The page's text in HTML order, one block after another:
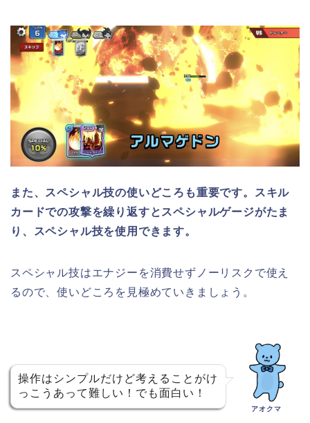
また、スペシャル技の使いどころも重要です。スキル
カードでの攻撃を繰り返すとスペシャルゲージがたま
り、スペシャル技を使用できます。
スペシャル技はエナジーを消費せずノーリスクで使え
るので、使いどころを見極めていきましょう。
操作はシンプルだけど考えることがけ
っこうあって難しい！でも面白い！
アオクマ